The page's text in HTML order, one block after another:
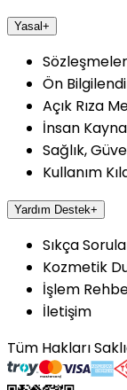
Yasal+
Sözleşmeler
Ön
Açık Rıza
İnsan
Sağlık,
Kullanım
Yardım Destek+
Sıkça
Kozmetik
İşlem
İletişim
Tüm Hakları